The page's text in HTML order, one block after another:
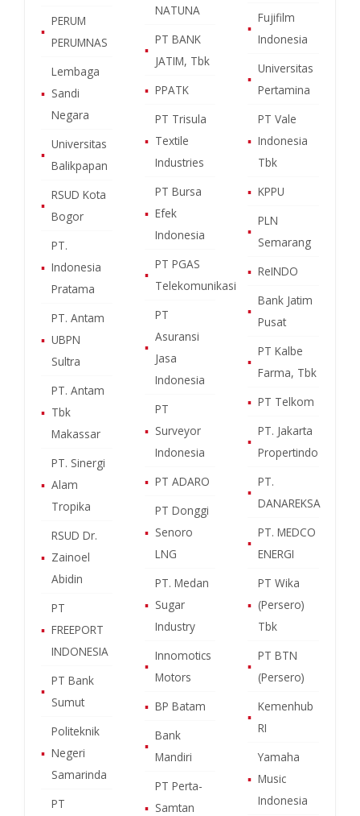
▪
PERUM
PERUMNAS
▪
Lembaga
Sandi
Negara
▪
Universitas
Balikpapan
▪
RSUD Kota
Bogor
▪
PT.
Indonesia
Pratama
▪
PT. Antam
UBPN
Sultra
▪
PT. Antam
Tbk
Makassar
▪
PT. Sinergi
Alam
Tropika
▪
RSUD Dr.
Zainoel
Abidin
▪
PT
FREEPORT
INDONESIA
▪
PT Bank
Sumut
▪
Politeknik
Negeri
Samarinda
PT
NATUNA
▪
PT BANK
JATIM, Tbk
▪ PPATK
▪
PT Trisula
Textile
Industries
▪
PT Bursa
Efek
Indonesia
▪
PT PGAS
Telekomunikasi
▪
PT
Asuransi
Jasa
Indonesia
▪
PT
Surveyor
Indonesia
▪ PT ADARO
▪
PT Donggi
Senoro
LNG
▪
PT. Medan
Sugar
Industry
▪
Innomotics
Motors
▪ BP Batam
▪
Bank
Mandiri
▪
PT Perta-
Samtan
▪
Fujifilm
Indonesia
▪
Universitas
Pertamina
▪
PT Vale
Indonesia
Tbk
▪ KPPU
▪
PLN
Semarang
▪ ReINDO
▪
Bank Jatim
Pusat
▪
PT Kalbe
Farma, Tbk
▪ PT Telkom
▪
PT. Jakarta
Propertindo
▪
PT.
DANAREKSA
▪
PT. MEDCO
ENERGI
▪
PT Wika
(Persero)
Tbk
▪
PT BTN
(Persero)
▪
Kemenhub
RI
▪
Yamaha
Music
Indonesia